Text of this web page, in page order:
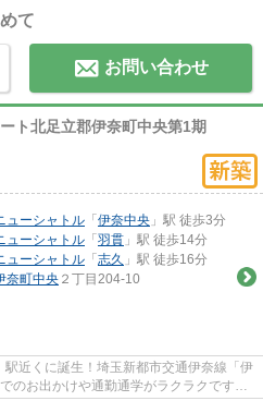
て
お問い合わせ
ト北足立郡伊奈町中央第1期
ューシャトル 「伊奈中央 」駅 徒歩3分
ューシャトル 「羽貫 」駅 徒歩14分
ューシャトル 「志久 」駅 徒歩16分
奈町中央 ２丁目204-10
近くに誕生！埼玉新都市交通伊奈線「伊
のお出かけや通勤通学がラクラクです。